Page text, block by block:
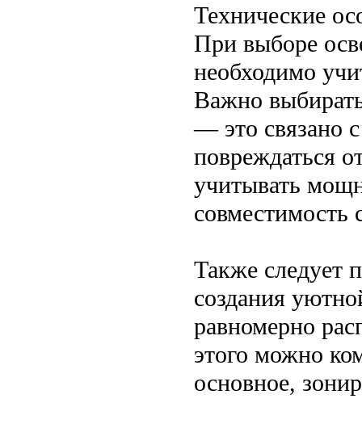
Технические
При выборе
необходимо
Важно
— это связано
повреждаться
учитывать
Также следует
создания
равномерно
этого можно
основное,